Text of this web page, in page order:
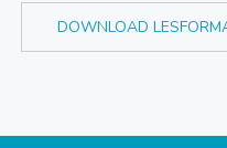
DOWNLOAD